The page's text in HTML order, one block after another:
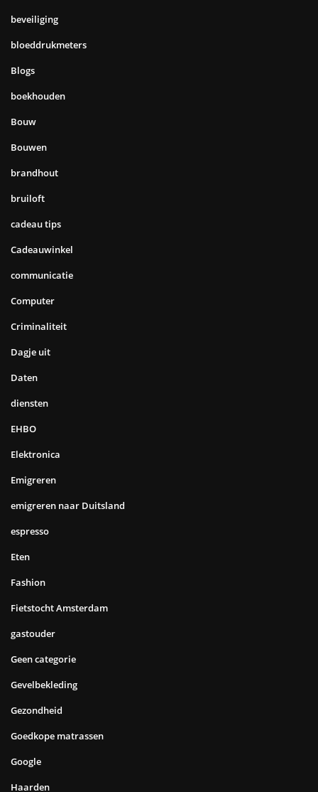
beveiliging
bloeddrukmeters
Blogs
boekhouden
Bouw
Bouwen
brandhout
bruiloft
cadeau tips
Cadeauwinkel
communicatie
Computer
Criminaliteit
Dagje uit
Daten
diensten
EHBO
Elektronica
Emigreren
emigreren naar Duitsland
espresso
Eten
Fashion
Fietstocht Amsterdam
gastouder
Geen categorie
Gevelbekleding
Gezondheid
Goedkope matrassen
Google
Haarden